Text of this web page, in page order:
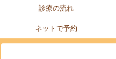
診療の流れ
ネットで予約